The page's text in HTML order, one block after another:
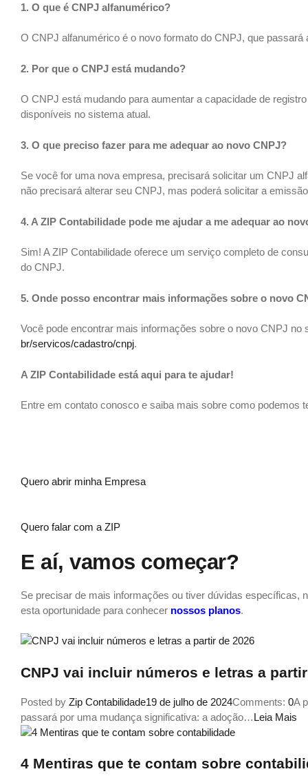
1. O que é CNPJ alfanumérico?
O CNPJ alfanumérico é o novo formato do CNPJ, que
2. Por que o CNPJ está mudando?
O CNPJ está mudando para aumentar a capacidade de
disponíveis no sistema atual.
3. O que preciso fazer para me adequar ao novo CNPJ?
Se você for uma nova empresa, precisará solicitar um CNPJ
não precisará alterar seu CNPJ, mas poderá solicitar a
4. A ZIP Contabilidade pode me ajudar a me adequar ao
Sim! A ZIP Contabilidade oferece um serviço completo de
do CNPJ.
5. Onde posso encontrar mais informações sobre o novo
Você pode encontrar mais informações sobre o novo CNPJ no
br/servicos/cadastro/cnpj.
A ZIP Contabilidade está aqui para te ajudar!
Entre em contato conosco e saiba mais sobre como podemos
Quero abrir minha Empresa
Quero falar com a ZIP
E aí, vamos começar?
Se precisar de mais informações ou tiver dúvidas específicas,
esta oportunidade para conhecer nossos planos.
CNPJ vai incluir números e letras a
Posted by Zip Contabilidade19 de julho de 2024Comments: 0A
passará por uma mudança significativa: a adoção…Leia Mais
4 Mentiras que te contam sobre